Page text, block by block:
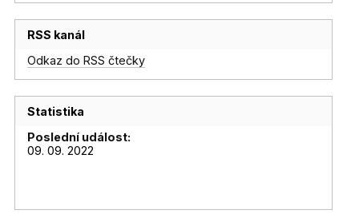
RSS kanál
Odkaz do RSS čtečky
Statistika
Poslední událost:
09. 09. 2022